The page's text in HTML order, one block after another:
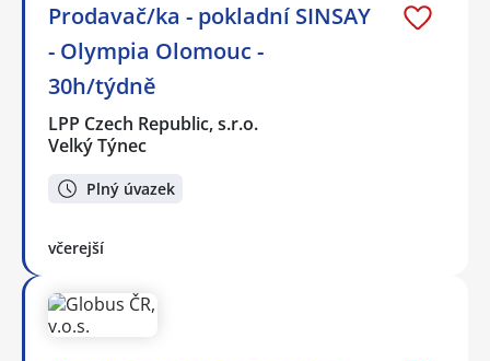
Prodavač/ka - pokladní SINSAY
- Olympia Olomouc -
30h/týdně
LPP Czech Republic, s.r.o.
Velký Týnec
Plný úvazek
včerejší